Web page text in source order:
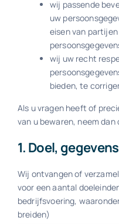
wij passende
uw
eisen van
wij uw recht
bieden, te
Als u vragen heeft of
van u bewaren, neem
1. Doel,
Wij ontvangen of
voor een aantal
bedrijfsvoering,
breiden)